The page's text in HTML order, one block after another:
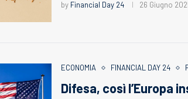
by Financial Day 24 26 Giugno
ECONOMIA FINANCIAL DAY 24
Difesa, così l’Europa